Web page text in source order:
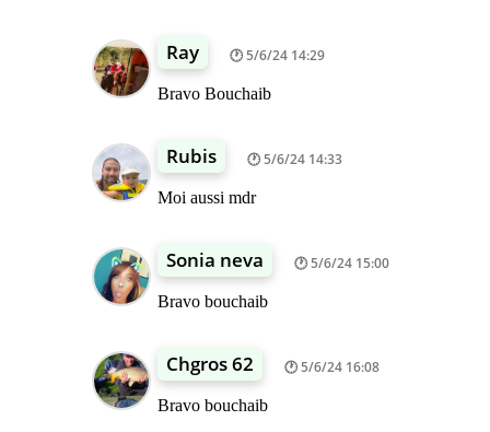
Ray 5/6/24 14:29
Bravo Bouchaib
Rubis 5/6/24 14:33
Moi aussi mdr
Sonia neva 5/6/24 15:00
Bravo bouchaib
Chgros 62 5/6/24 16:08
Bravo bouchaib